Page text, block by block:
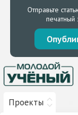
Отправьте
печатный
Проекты